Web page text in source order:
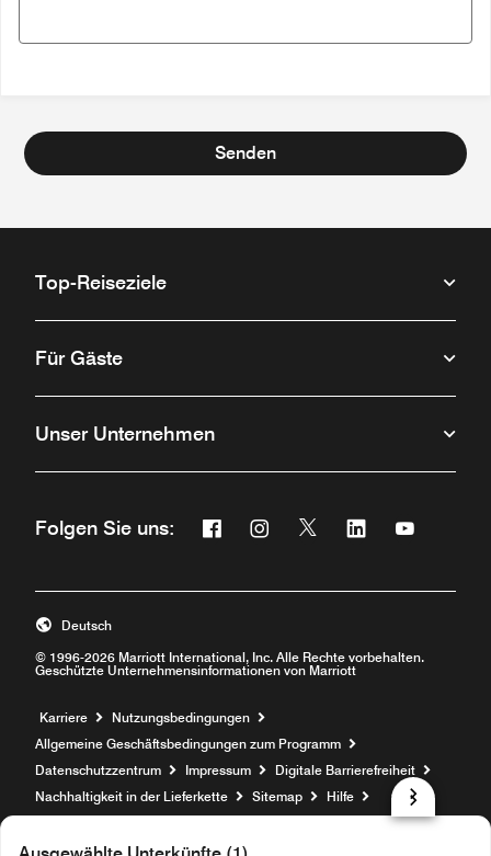
Senden
Top-Reiseziele
Für Gäste
Unser Unternehmen
Folgen Sie uns: Facebook
Öffnet ein neues Fenster
Instagram
Öffnet ein neues Fenster
Twitter
Öffnet ein neues
Linkedin
Öffnet ein neues
Öffnet ein
© 1996-2026 Marriott International, Inc. Alle Rechte vorbehalten.
Geschützte Unternehmensinformationen von Marriott
Deutsch
Karriere Öffnet ein neues Fenster
Nutzungsbedingungen
Allgemeine Geschäftsbedingungen zum Programm
Datenschutzzentrum
Impressum
Digitale Barrierefreiheit
Nachhaltigkeit in der Lieferkette
Sitemap Hilfe